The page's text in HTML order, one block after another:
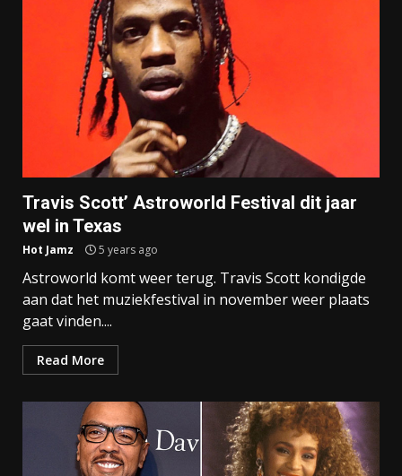
Travis Scott’ Astroworld Festival dit jaar
wel in Texas
Hot Jamz 5 years ago
Astroworld komt weer terug. Travis Scott kondigde
aan dat het muziekfestival in november weer plaats
gaat vinden....
Read More